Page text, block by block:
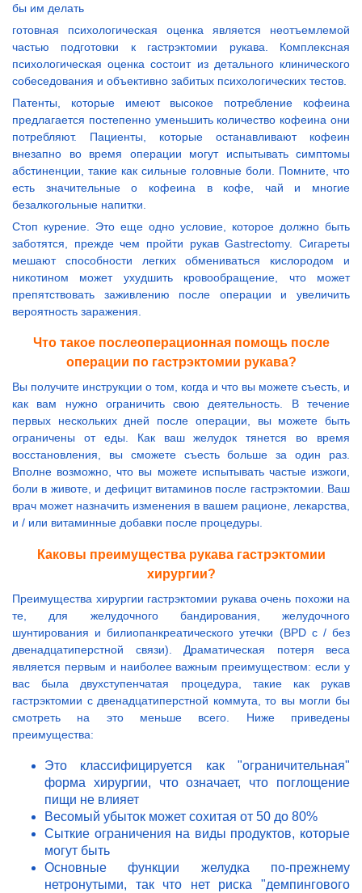
бы им делать
готовная психологическая оценка является неотъемлемой
частью подготовки к гастрэктомии рукава. Комплексная
психологическая оценка состоит из детального клинического
собеседования и объективно забитых психологических тестов.
Патенты, которые имеют высокое потребление кофеина
предлагается постепенно уменьшить количество кофеина они
потребляют. Пациенты, которые останавливают кофеин
внезапно во время операции могут испытывать симптомы
абстиненции, такие как сильные головные боли. Помните, что
есть значительные о кофеина в кофе, чай и многие
безалкогольные напитки.
Стоп курение. Это еще одно условие, которое должно быть
заботятся, прежде чем пройти рукав Gastrectomy. Сигареты
мешают способности легких обмениваться кислородом и
никотином может ухудшить кровообращение, что может
препятствовать заживлению после операции и увеличить
вероятность заражения.
Что такое послеоперационная помощь после
операции по гастрэктомии рукава?
Вы получите инструкции о том, когда и что вы можете съесть, и
как вам нужно ограничить свою деятельность. В течение
первых нескольких дней после операции, вы можете быть
ограничены от еды. Как ваш желудок тянется во время
восстановления, вы сможете съесть больше за один раз.
Вполне возможно, что вы можете испытывать частые изжоги,
боли в животе, и дефицит витаминов после гастрэктомии. Ваш
врач может назначить изменения в вашем рационе, лекарства,
и / или витаминные добавки после процедуры.
Каковы преимущества рукава гастрэктомии
хирургии?
Преимущества хирургии гастрэктомии рукава очень похожи на
те, для желудочного бандирования, желудочного
шунтирования и билиопанкреатического утечки (BPD с / без
двенадцатиперстной связи). Драматическая потеря веса
является первым и наиболее важным преимуществом: если у
вас была двухступенчатая процедура, такие как рукав
гастрэктомии с двенадцатиперстной коммута, то вы могли бы
смотреть на это меньше всего. Ниже приведены
преимущества:
Это классифицируется как "ограничительная"
форма хирургии, что означает, что поглощение
пищи не влияет
Весомый убыток может сохитая от 50 до 80%
Сыткие ограничения на виды продуктов, которые
могут быть
Основные функции желудка по-прежнему
нетронутыми, так что нет риска "демпингового